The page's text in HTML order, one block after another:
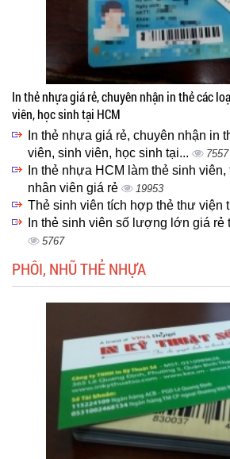
In thẻ nhựa giá rẻ, chuyên nhận in thẻ các
viên, học sinh tại HCM
In thẻ nhựa giá rẻ, chuyên nhận in
viên, sinh viên, học sinh tại...
7557
In thẻ nhựa HCM làm thẻ sinh
nhân viên giá rẻ
19953
Thẻ sinh viên tích hợp thẻ thư viện
In thẻ sinh viên số lượng lớn giá rẻ
5767
PHÔI, NHŨ THẺ NHỰA